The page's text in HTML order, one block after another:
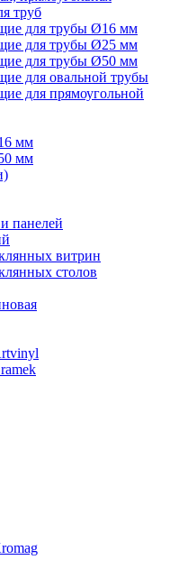
труб
для трубы Ø16 мм
для трубы Ø25 мм
для трубы Ø50 мм
для овальной трубы
для прямоугольной
мм
мм
панелей
витрин
столов